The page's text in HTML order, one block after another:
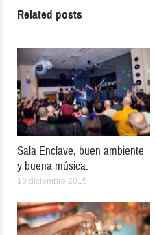
Related posts
Sala Enclave, buen ambiente
y buena música.
18 diciembre 2015